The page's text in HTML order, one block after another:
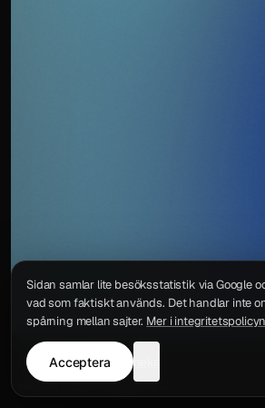
IntegritetspolicyKontakt
Sidan samlar lite besöksstatistik via Google
vad som faktiskt används. Det handlar inte
spårning mellan sajter. Mer i integritetspolicyn
Acceptera neka